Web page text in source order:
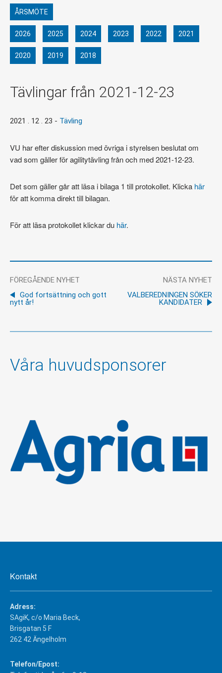
ÅRSMÖTE
2026 2025 2024 2023 2022 2021
2020 2019 2018
Tävlingar från 2021-12-23
2021 . 12 . 23 - Tävling
VU har efter diskussion med övriga i styrelsen beslutat om
vad som gäller för agilitytävling från och med 2021-12-23.
Det som gäller går att läsa i bilaga 1 till protokollet. Klicka här
för att komma direkt till bilagan.
För att läsa protokollet klickar du här.
FÖREGÅENDE NYHET
God fortsättning och gott
nytt år!
NÄSTA NYHET
VALBEREDNINGEN SÖKER
KANDIDATER
Våra huvudsponsorer
Kontakt
Adress:
SAgiK, c/o Maria Beck,
Brisgatan 5 F
262 42 Ängelholm
Telefon/Epost: